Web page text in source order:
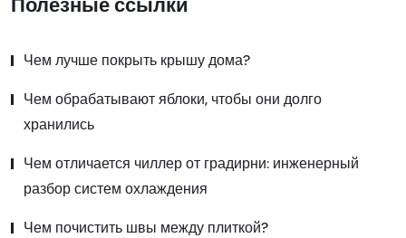
Чем лучше покрыть крышу дома?
Чем обрабатывают яблоки, чтобы они долго
хранились
Чем отличается чиллер от градирни: инженерный
разбор систем охлаждения
Чем почистить швы между плиткой?